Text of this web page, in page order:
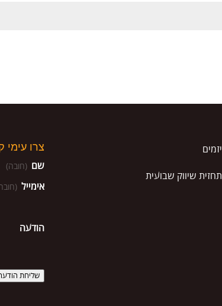
יזמים
תחזית שיווק שבועית
צרו עימי
שם (חובה)
אימייל
הודעה
שליחת